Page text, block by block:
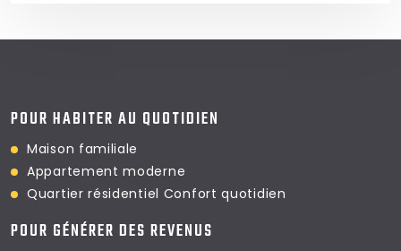
POUR HABITER AU QUOTIDIEN
Maison familiale
Appartement moderne
Quartier résidentiel Confort quotidien
POUR GÉNÉRER DES REVENUS